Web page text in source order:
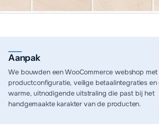
Aanpak
We bouwden een WooCommerce webshop met
productconfiguratie, veilige betaalintegraties en
warme, uitnodigende uitstraling die past bij het
handgemaakte karakter van de producten.